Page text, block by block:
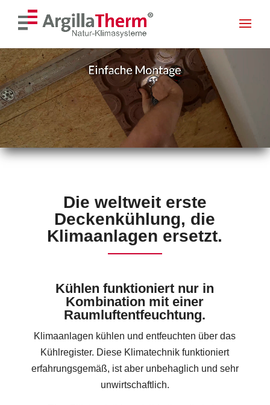
Skip To Content
<! --- Mobile Menu --- > <! --- Ende Mobile Menu --- >
Player
Die weltweit erste
Deckenkühlung, die
Klimaanlagen ersetzt.
Kühlen funktioniert nur in
Kombination mit einer
Raumluftentfeuchtung.
Klimaanlagen kühlen und entfeuchten über das
Kühlregister. Diese Klimatechnik funktioniert
erfahrungsgemäß, ist aber unbehaglich und sehr
unwirtschaftlich.